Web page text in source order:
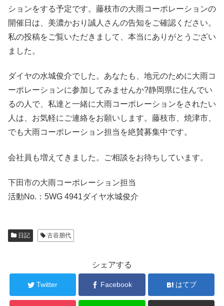
ションをする予定です。藤枝市の大雨コーポレーションの
開催日は、美濃かおり誠人さんの告知をご確認ください。
私の投稿をご覧いただきまして、本当にありがとうござい
ました。
ダイヤの水城俊介でした。あなたも、地元のために大雨コ
ーポレーションに参加してみませんか?静岡県に住んでい
るの人で、私達と一緒に大雨コーポレーションをされたい
人は、お気軽にご連絡をお願いします。藤枝市、焼津市、
でも大雨コーポレーション担当を絶賛募集中です。
会社員も増えてきました。ご相談をお待ちしています。
下田市の大雨コーポレーション担当
活動No.：5WG 4941ダイヤ水城俊介
日記 古谷朋代
シェアする
Twitter Facebook はてブ